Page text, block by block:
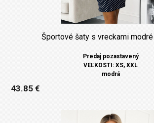
Športové šaty s vreckami
Predaj pozastavený
VEĽKOSTI: XS, XXL
modrá
43.85 €